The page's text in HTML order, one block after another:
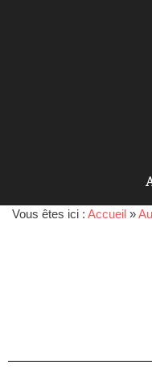
Vous êtes ici : Accueil »